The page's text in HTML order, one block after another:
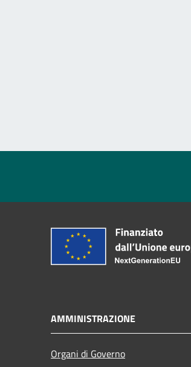
AMMINISTRAZIONE
Organi di Governo